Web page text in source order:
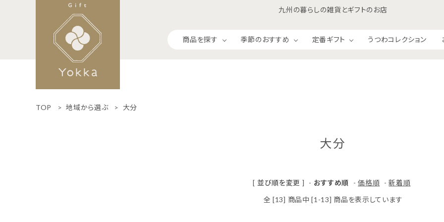
九州の暮らしの雑貨とギフトのお店
商品を探す 季節のおすすめ 定番ギフト うつわコレクション
TOP 地域から選ぶ 大分
大分
[ 並び順を変更 ] - おすすめ順 -価格順 -新着順
全 [13] 商品中 [1-13] 商品を表示しています